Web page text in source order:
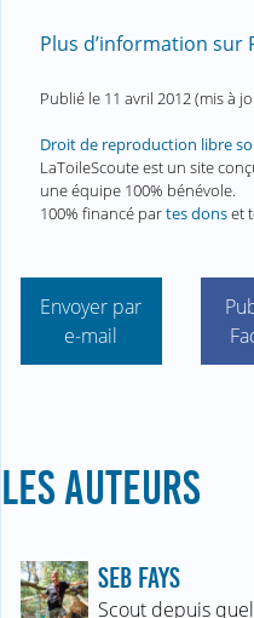
Plus d’information sur
Publié le 11 avril 2012(mis à
Droit de reproduction libre
LaToileScoute est un site
une équipe 100% bénévole.
100% financé partes donset
Envoyer par
e-mail
LES AUTEURS
SEB FAYS
Scout depuis